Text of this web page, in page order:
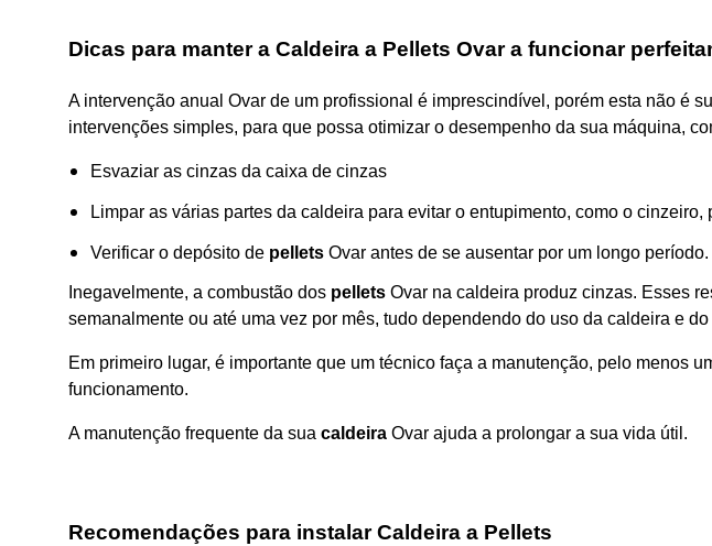
Dicas para manter a Caldeira a Pellets Ovar a funcionar
A intervenção anual Ovar de um profissional é imprescindível, porém esta não é
intervenções simples, para que possa otimizar o desempenho da sua máquina,
Esvaziar as cinzas da caixa de cinzas
Limpar as várias partes da caldeira para evitar o entupimento, como o
Verificar o depósito de pellets Ovar antes de se ausentar por um longo período.
Inegavelmente, a combustão dos pellets Ovar na caldeira produz cinzas. Esses
semanalmente ou até uma vez por mês, tudo dependendo do uso da caldeira e
Em primeiro lugar, é importante que um técnico faça a manutenção, pelo menos
funcionamento.
A manutenção frequente da sua caldeira Ovar ajuda a prolongar a sua vida útil.
Recomendações para instalar Caldeira a Pellets